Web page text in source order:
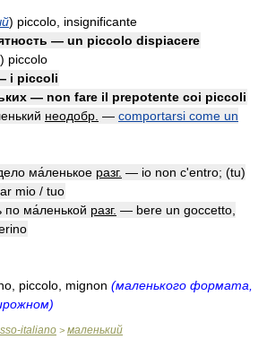
) piccolo, insignificante
— un piccolo dispiacere
) piccolo
i piccoli
— non fare il prepotente coi piccoli
неодобр. — comportarsi come un
ма́ленькое разг. — io non c'entro; (tu)
mio / tuo
по ма́ленькой разг. — bere un goccetto,
piccolo, mignon (маленького формата,
italiano > маленький